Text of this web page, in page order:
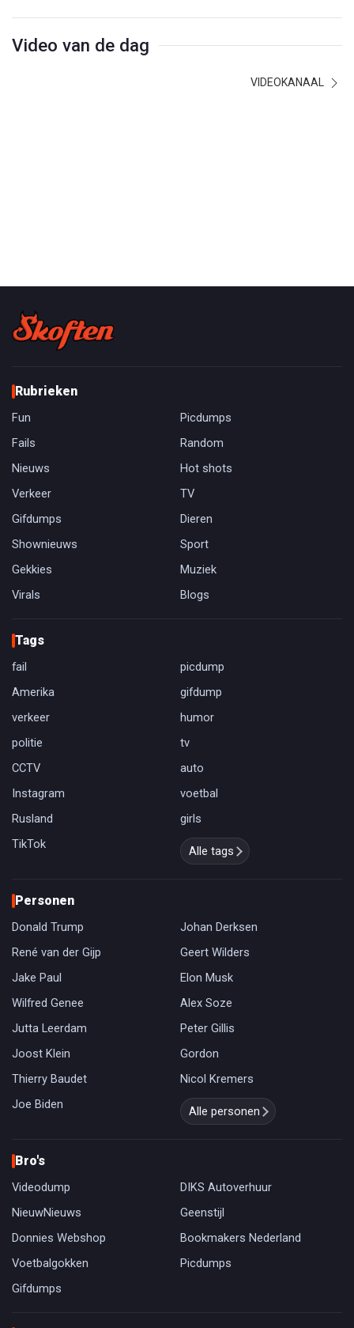
Video van de dag
VIDEOKANAAL
Rubrieken
Fun
Picdumps
Fails
Random
Nieuws
Hot shots
Verkeer
TV
Gifdumps
Dieren
Shownieuws
Sport
Gekkies
Muziek
Virals
Blogs
Tags
fail
picdump
Amerika
gifdump
verkeer
humor
politie
tv
CCTV
auto
Instagram
voetbal
Rusland
girls
TikTok
Alle tags
Personen
Donald Trump
Johan Derksen
René van der Gijp
Geert Wilders
Jake Paul
Elon Musk
Wilfred Genee
Alex Soze
Jutta Leerdam
Peter Gillis
Joost Klein
Gordon
Thierry Baudet
Nicol Kremers
Joe Biden
Alle personen
Bro's
Videodump
DIKS Autoverhuur
NieuwNieuws
Geenstijl
Donnies Webshop
Bookmakers Nederland
Voetbalgokken
Picdumps
Gifdumps